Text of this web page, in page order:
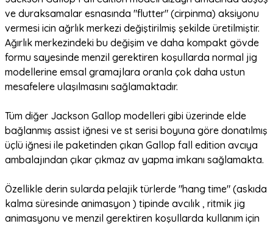
ve duraksamalar esnasında "flutter" (cirpinma) aksiyonu
vermesi icin ağrlık merkezi değiştirilmiş şekilde üretilmiştir.
Ağırlık merkezindeki bu değişim ve daha kompakt gövde
formu sayesinde menzil gerektiren koşullarda normal jig
modellerine emsal gramajlara oranla çok daha ustun
mesafelere ulaşılmasını sağlamaktadır.
Tüm diğer Jackson Gallop modelleri gibi üzerinde elde
bağlanmış assist iğnesi ve st serisi boyuna göre donatılmış
üçlü iğnesi ile paketinden çıkan Gallop fall edition avcıya
ambalajından çıkar çıkmaz av yapma imkanı sağlamakta.
Özellikle derin sularda pelajik türlerde "hang time" (askıda
kalma süresinde animasyon ) tipinde avcılık , ritmik jig
animasyonu ve menzil gerektiren koşullarda kullanım için